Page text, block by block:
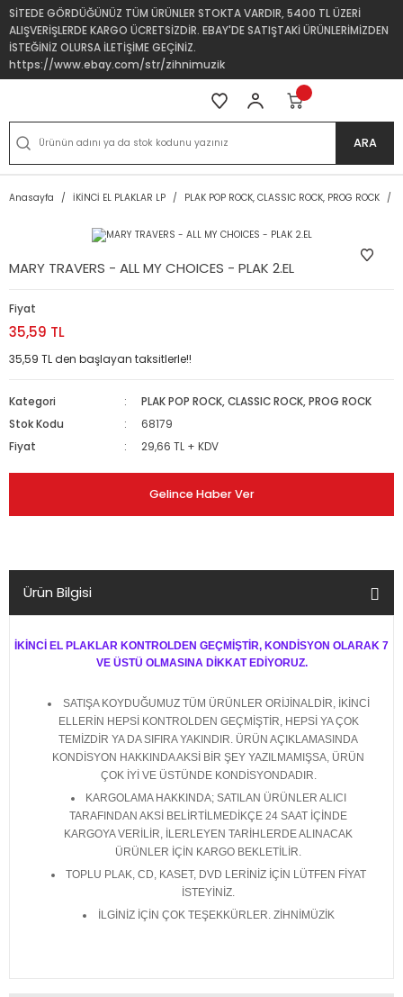
SİTEDE GÖRDÜĞÜNÜZ TÜM ÜRÜNLER STOKTA VARDIR, 5400 TL ÜZERİ
ALIŞVERİŞLERDE KARGO ÜCRETSİZDİR. EBAY'DE SATIŞTAKİ ÜRÜNLERİMİZDEN
İSTEĞİNİZ OLURSA İLETİŞİME GEÇİNİZ.
https://www.ebay.com/str/zihnimuzik
ARA
Anasayfa İKİNCİ EL PLAKLAR LP PLAK POP ROCK, CLASSIC ROCK, PROG ROCK
MARY TRAVERS - ALL MY CHOICES - PLAK 2.EL
Fiyat
35,59 TL
35,59 TL den başlayan taksitlerle!!
Kategori
PLAK POP ROCK, CLASSIC ROCK, PROG ROCK
Stok Kodu
68179
Fiyat
29,66 TL + KDV
Gelince Haber Ver
Ürün Bilgisi
İKİNCİ EL PLAKLAR KONTROLDEN GEÇMİŞTİR, KONDİSYON OLARAK 7
VE ÜSTÜ OLMASINA DİKKAT EDİYORUZ.
SATIŞA KOYDUĞUMUZ TÜM ÜRÜNLER ORİJİNALDİR, İKİNCİ
ELLERİN HEPSİ KONTROLDEN GEÇMİŞTİR, HEPSİ YA ÇOK
TEMİZDİR YA DA SIFIRA YAKINDIR. ÜRÜN AÇIKLAMASINDA
KONDİSYON HAKKINDA AKSİ BİR ŞEY YAZILMAMIŞSA, ÜRÜN
ÇOK İYİ VE ÜSTÜNDE KONDİSYONDADIR.
KARGOLAMA HAKKINDA; SATILAN ÜRÜNLER ALICI
TARAFINDAN AKSİ BELİRTİLMEDİKÇE 24 SAAT İÇİNDE
KARGOYA VERİLİR, İLERLEYEN TARİHLERDE ALINACAK
ÜRÜNLER İÇİN KARGO BEKLETİLİR.
TOPLU PLAK, CD, KASET, DVD LERİNİZ İÇİN LÜTFEN FİYAT
İSTEYİNİZ.
İLGİNİZ İÇİN ÇOK TEŞEKKÜRLER. ZİHNİMÜZİK